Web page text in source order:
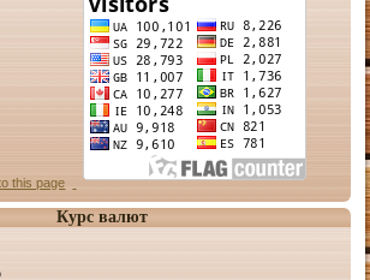
Курс валют